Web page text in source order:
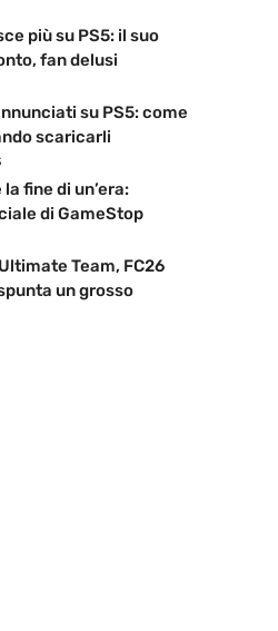
più su PS5: il suo
fan delusi
su PS5: come
scaricarli
la fine di un’era:
di GameStop
Team, FC26
un grosso